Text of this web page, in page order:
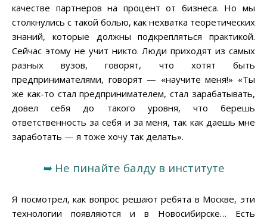
качестве партнеров на процент от бизнеса. Но мы
столкнулись с такой болью, как нехватка теоретических
знаний, которые должны подкрепляться практикой.
Сейчас этому не учит никто. Люди приходят из самых
разных вузов, говорят, что хотят быть
предпринимателями, говорят — «научите меня!» «Ты
же как-то стал предпринимателем, стал зарабатывать,
довел себя до такого уровня, что берешь
ответственность за себя и за меня, так как даешь мне
заработать — я тоже хочу так делать».
➥ Не пинайте балду в институте
Я посмотрел, как вопрос решают ребята в Москве, эти
технологии появляются и в Новосибирске… Есть